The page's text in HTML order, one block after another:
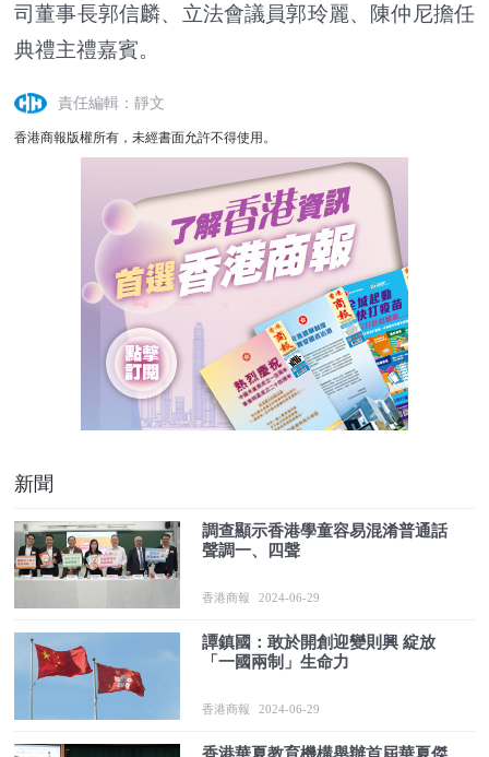
司董事長郭信麟、立法會議員郭玲麗、陳仲尼擔任
典禮主禮嘉賓。
責任編輯：靜文
香港商報版權所有，未經書面允許不得使用。
新聞
調查顯示香港學童容易混淆普通話
聲調一、四聲
香港商報 2024-06-29
譚鎮國：敢於開創迎變則興 綻放
「一國兩制」生命力
香港商報 2024-06-29